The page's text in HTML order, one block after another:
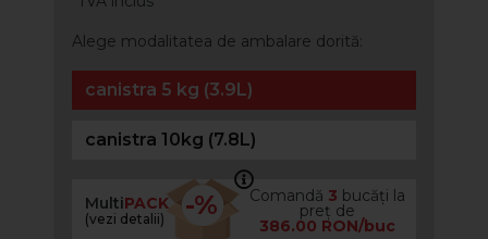
Alege modalitatea de ambalare dorită:
canistra 5 kg (3.9L)
canistra 10kg (7.8L)
MultiPACK
(vezi detalii) -% Comandă 3 bucăți la
preț de
386.00 RON/buc